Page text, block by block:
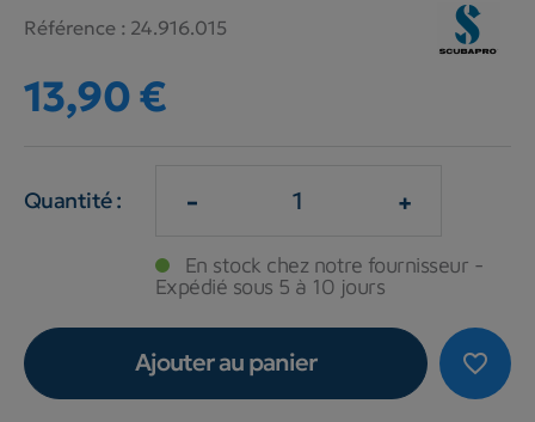
Référence : 24.916.015
13,90 €
Quantité : - +
En stock chez notre fournisseur -
Expédié sous 5 à 10 jours
favorite_border
Ajouter au panier